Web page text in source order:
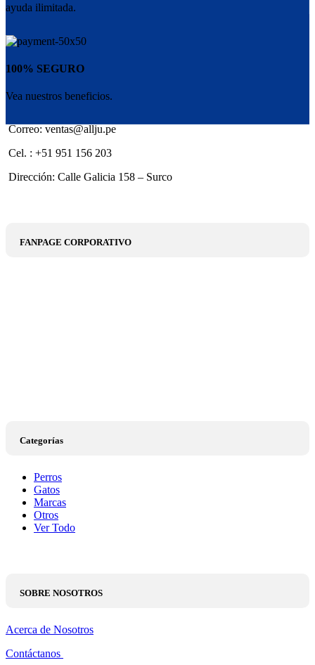
ayuda ilimitada.
100% SEGURO
Vea nuestros beneficios.
Correo: ventas@allju.pe
Cel. : +51 951 156 203
Dirección: Calle Galicia 158 – Surco
FANPAGE CORPORATIVO
Categorías
Perros
Gatos
Marcas
Otros
Ver Todo
SOBRE NOSOTROS
Acerca de Nosotros
Contáctanos